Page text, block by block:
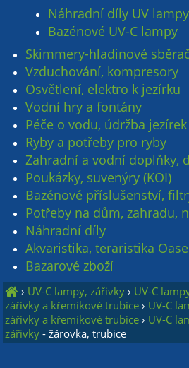
Náhradní díly UV lampy
Bazénové UV-C lampy
Skimmery-hladinové
Vzduchování, kompresory
Osvětlení, elektro k jezírku
Vodní hry a fontány
Péče o vodu, údržba jezírek
Ryby a potřeby pro ryby
Zahradní a vodní doplňky,
Poukázky, suvenýry (KOI)
Bazénové příslušenství,
Potřeby na dům, zahradu,
Náhradní díly
Akvaristika, teraristika Oase
Bazarové zboží
› UV-C lampy, zářivky › UV-C
zářivky a křemíkové trubice › UV-C
zářivky a křemíkové trubice › UV-C
zářivky - žárovka, trubice